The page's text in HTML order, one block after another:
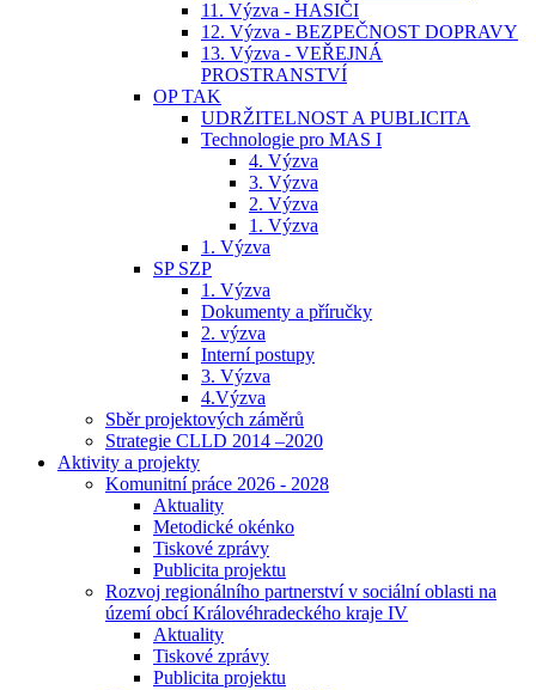
11. Výzva - HASIČI
12. Výzva - BEZPEČNOST DOPRAVY
13. Výzva - VEŘEJNÁ
PROSTRANSTVÍ
OP TAK
UDRŽITELNOST A PUBLICITA
Technologie pro MAS I
4. Výzva
3. Výzva
2. Výzva
1. Výzva
1. Výzva
SP SZP
1. Výzva
Dokumenty a příručky
2. výzva
Interní postupy
3. Výzva
4.Výzva
Sběr projektových záměrů
Strategie CLLD 2014 –2020
Aktivity a projekty
Komunitní práce 2026 - 2028
Aktuality
Metodické okénko
Tiskové zprávy
Publicita projektu
Rozvoj regionálního partnerství v sociální oblasti na
území obcí Královéhradeckého kraje IV
Aktuality
Tiskové zprávy
Publicita projektu